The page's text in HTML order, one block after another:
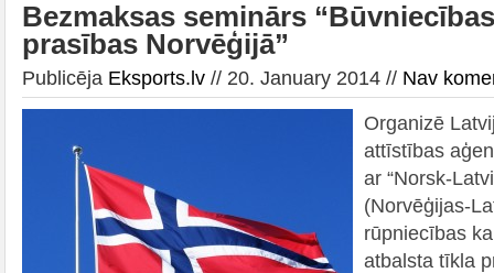
Bezmaksas seminārs
prasības Norvēģijā”
Publicēja Eksports.lv // 20. January 2014 // Nav
Organizē
attīstības
ar “Norsk-
(Norvēģijas-
rūpniecības
atbalsta tīkla